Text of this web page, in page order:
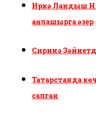
Иркә Ландыш
аңлашырга әзер
Сиринә
Татарстанда
салган